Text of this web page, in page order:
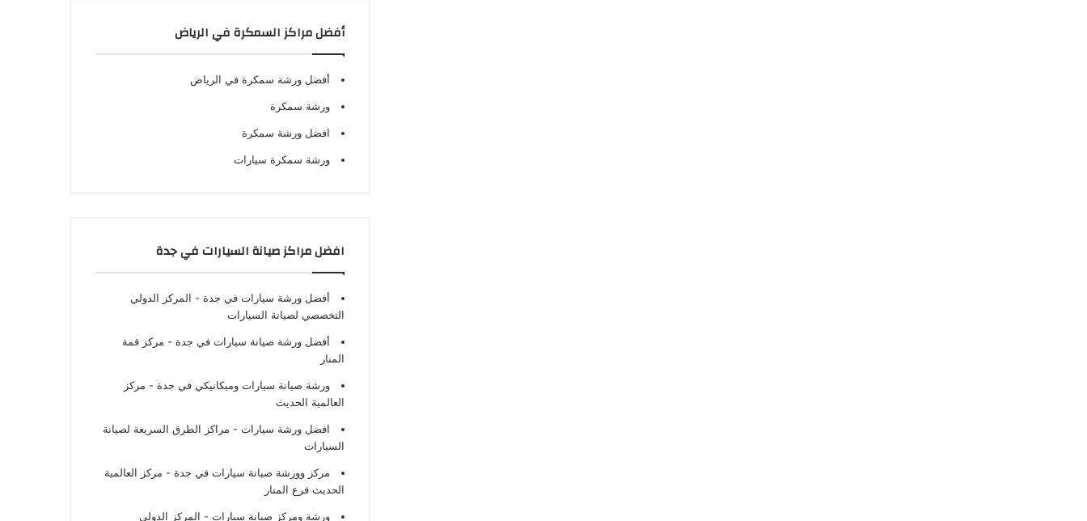
أفضل مراكز السمكرة في الرياض
أفضل ورشة سمكرة في الرياض
ورشة سمكرة
افضل ورشة سمكرة
ورشة سمكرة سيارات
افضل مراكز صيانة السيارات في جدة
أفضل ورشة سيارات في جدة - المركز الدولي
التخصصي لصيانة السيارات
أفضل ورشة صيانة سيارات في جدة - مركز قمة
المنار
ورشة صيانة سيارات وميكانيكي في جدة - مركز
العالمية الحديث
افضل ورشة سيارات - مراكز الطرق السريعة لصيانة
السيارات
مركز وورشة صيانة سيارات في جدة - مركز العالمية
الحديث فرع المنار
ورشة ومركز صيانة سيارات - المركز الدولي